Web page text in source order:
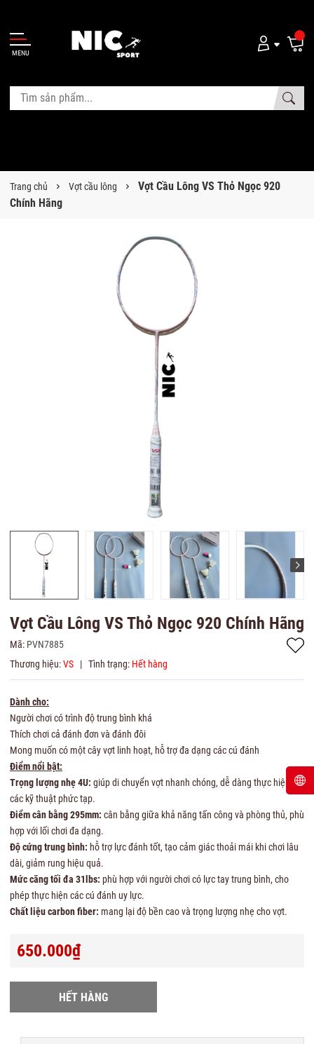
MENU
Trang chủ Vợt cầu lông
Vợt Cầu Lông VS Thỏ Ngọc 920
Chính Hãng
Vợt Cầu Lông VS Thỏ Ngọc 920 Chính Hãng
Mã: PVN7885
Thương hiệu:VS | Tình trạng: Hết hàng
Dành cho:
Người chơi có trình độ trung bình khá
Thích chơi cả đánh đơn và đánh đôi
Mong muốn có một cây vợt linh hoạt, hỗ trợ đa dạng các cú đánh
Điểm nổi bật:
Trọng lượng nhẹ 4U: giúp di chuyển vợt nhanh chóng, dễ dàng thực hiện
các kỹ thuật phức tạp.
Điểm cân bằng 295mm: cân bằng giữa khả năng tấn công và phòng thủ, phù
hợp với lối chơi đa dạng.
Độ cứng trung bình: hỗ trợ lực đánh tốt, tạo cảm giác thoải mái khi chơi lâu
dài, giảm rung hiệu quả.
Mức căng tối đa 31lbs: phù hợp với người chơi có lực tay trung bình, cho
phép thực hiện các cú đánh uy lực.
Chất liệu carbon fiber: mang lại độ bền cao và trọng lượng nhẹ cho vợt.
650.000₫
HẾT HÀNG